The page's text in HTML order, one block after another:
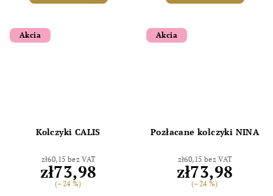
Akcia
Kolczyki CALIS
zł60,15 bez VAT
zł73,98
(–24 %)
Akcia
Pozłacane kolczyki NINA
zł60,15 bez VAT
zł73,98
(–24 %)